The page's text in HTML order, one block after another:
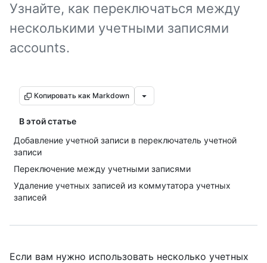
Узнайте, как переключаться между
несколькими учетными записями
accounts.
Копировать как Markdown
В этой статье
Добавление учетной записи в переключатель учетной
записи
Переключение между учетными записями
Удаление учетных записей из коммутатора учетных
записей
Если вам нужно использовать несколько учетных